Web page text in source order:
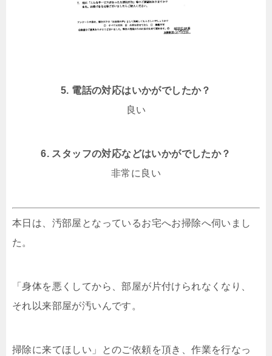
5. 電話の対応はいかがでしたか？
良い
6. スタッフの対応などはいかがでしたか？
非常に良い
本日は、汚部屋となっているお宅へお掃除へ伺いまし
た。
「身体を悪くしてから、部屋が片付けられなくなり、
それ以来部屋が汚いんです。
掃除に来てほしい」とのご依頼を頂き、作業を行なっ